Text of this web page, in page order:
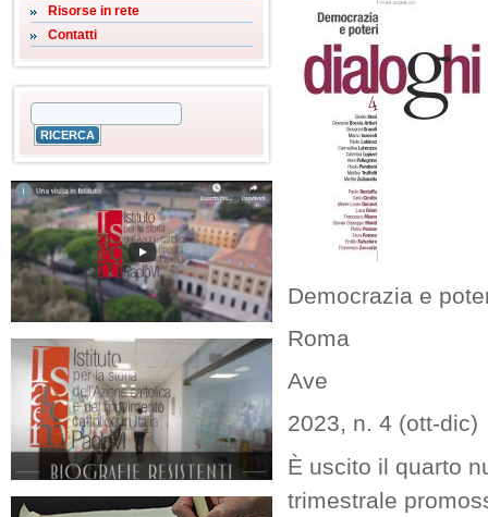
Risorse in rete
Contatti
Democrazia e
Roma
Ave
2023, n. 4 (ott-dic)
È uscito il quarto
trimestrale